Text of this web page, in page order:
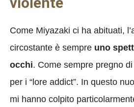
Come Miyazaki ci ha abituati,
circostante è sempre uno
occhi. Come sempre pregno
per i “lore addict”. In questo
mi hanno colpito